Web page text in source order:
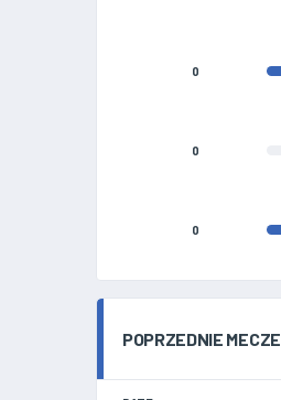
0
0
0
POPRZEDNIE MECZE